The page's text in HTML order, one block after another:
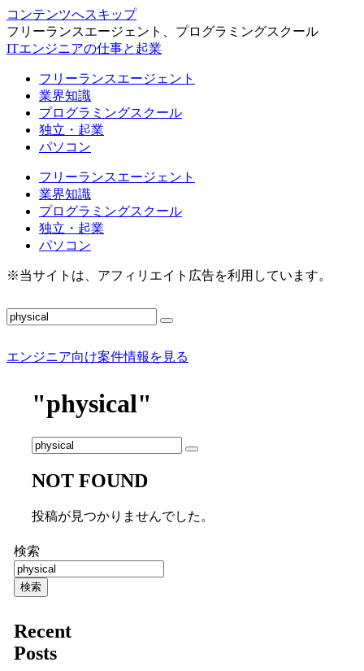
コンテンツへスキップ
フリーランスエージェント、プログラミングスクール
ITエンジニアの仕事と起業
フリーランスエージェント
業界知識
プログラミングスクール
独立・起業
パソコン
フリーランスエージェント
業界知識
プログラミングスクール
独立・起業
パソコン
※当サイトは、アフィリエイト広告を利用しています。
エンジニア向け案件情報を見る
"physical"
NOT FOUND
投稿が見つかりませんでした。
検索
検索
Recent
Posts